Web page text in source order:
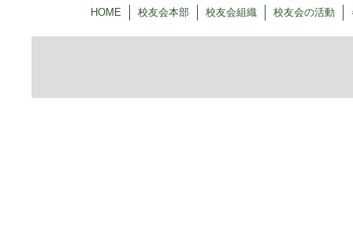
HOME 校友会本部 校友会組織 校友会の活動